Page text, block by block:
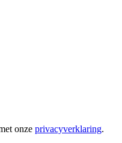
onze privacyverklaring.